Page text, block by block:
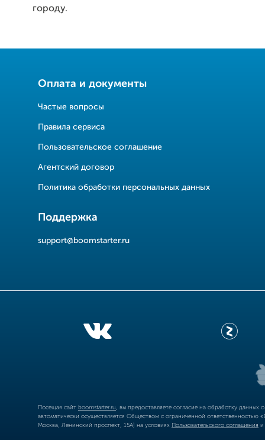
городу.
Оплата и документы
Частые вопросы
Правила сервиса
Пользовательское соглашение
Агентский договор
Политика обработки персональных данных
Поддержка
support@boomstarter.ru
Посещая сайт boomstarter.ru , вы предоставляете согласие на обработку
автоматически осуществляется Обществом с ограниченной
Москва, Ленинский проспект, 15А) на условиях Пользовательского соглашения и